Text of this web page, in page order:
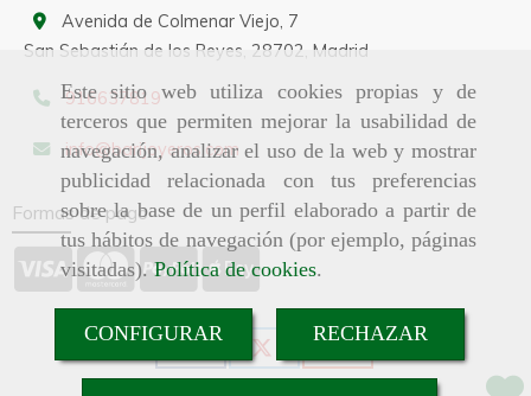
Este sitio web utiliza cookies propias y de
terceros que permiten mejorar la usabilidad de
navegación, analizar el uso de la web y mostrar
publicidad relacionada con tus preferencias
sobre la base de un perfil elaborado a partir de
tus hábitos de navegación (por ejemplo, páginas
visitadas).Política de cookies.
CONFIGURAR RECHAZAR
Avenida de Colmenar Viejo, 7
San Sebastián de los Reyes, 28702, Madrid
916637819
info barijoyeros.com
Formas de pago